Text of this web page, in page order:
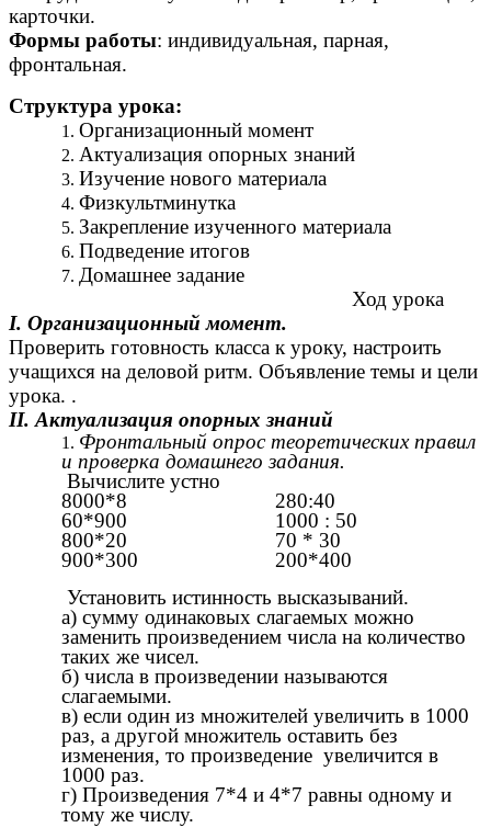
карточки.
Формы работы: индивидуальная, парная,
фронтальная.
Структура урока:
Организационный момент
Актуализация опорных знаний
Изучение нового материала
Физкультминутка
Закрепление изученного материала
Подведение итогов
Домашнее задание
Ход урока
I. Организационный момент.
Проверить готовность класса к уроку, настроить
учащихся на деловой ритм. Объявление темы и цели
урока. .
II. Актуализация опорных знаний
Фронтальный опрос теоретических правил
и проверка домашнего задания.
Вычислите устно
8000*8 280:40
60*900 1000 : 50
800*20 70 * 30
900*300 200*400
Установить истинность высказываний.
а) сумму одинаковых слагаемых можно
заменить произведением числа на количество
таких же чисел.
б) числа в произведении называются
слагаемыми.
в) если один из множителей увеличить в 1000
раз, а другой множитель оставить без
изменения, то произведение увеличится в
1000 раз.
г) Произведения 7*4 и 4*7 равны одному и
тому же числу.